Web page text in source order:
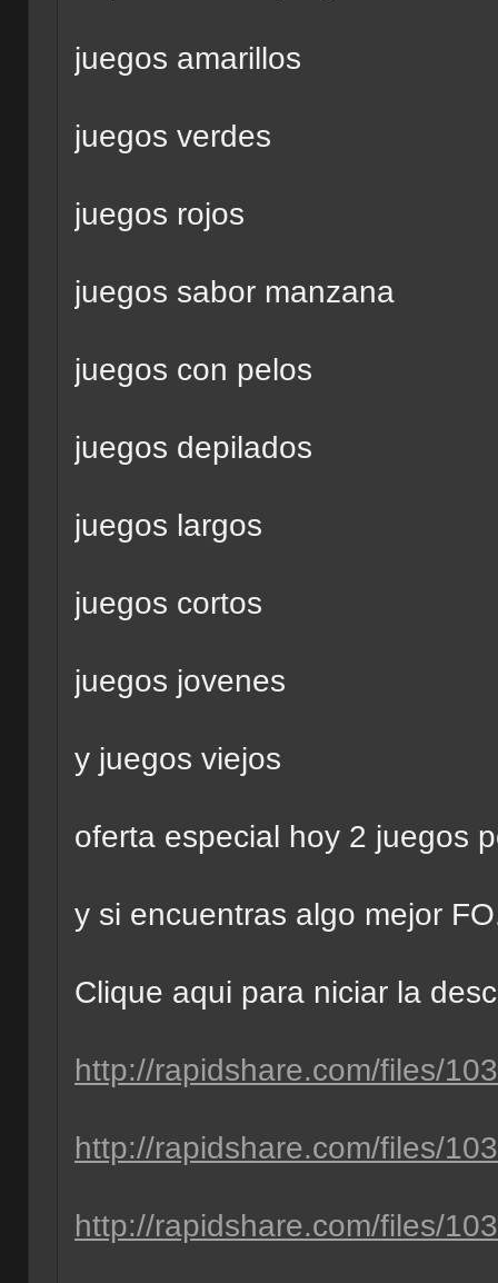
juegos amarillos
juegos verdes
juegos rojos
juegos sabor manzana
juegos con pelos
juegos depilados
juegos largos
juegos cortos
juegos jovenes
y juegos viejos
oferta especial hoy 2 juegos
y si encuentras algo mejor
Clique aqui para niciar la
http://rapidshare.com/files/
http://rapidshare.com/files/
http://rapidshare.com/files/